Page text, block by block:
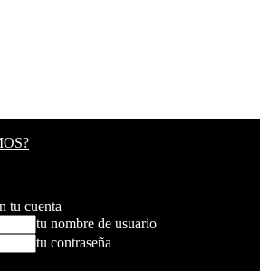
tu cuenta
tu nombre de usuario
tu contraseña